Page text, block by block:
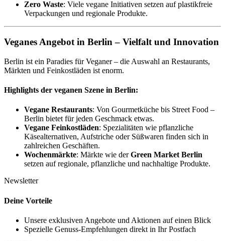
Zero Waste: Viele vegane Initiativen setzen auf plastikfreie
Verpackungen und regionale Produkte.
Veganes Angebot in Berlin – Vielfalt und Innovation
Berlin ist ein Paradies für Veganer – die Auswahl an Restaurants,
Märkten und Feinkostläden ist enorm.
Highlights der veganen Szene in Berlin:
Vegane Restaurants: Von Gourmetküche bis Street Food –
Berlin bietet für jeden Geschmack etwas.
Vegane Feinkostläden: Spezialitäten wie pflanzliche
Käsealternativen, Aufstriche oder Süßwaren finden sich in
zahlreichen Geschäften.
Wochenmärkte: Märkte wie derGreen Market Berlin
setzen auf regionale, pflanzliche und nachhaltige Produkte.
Newsletter
Deine Vorteile
Unsere exklusiven Angebote und Aktionen auf einen Blick
Spezielle Genuss-Empfehlungen direkt in Ihr Postfach